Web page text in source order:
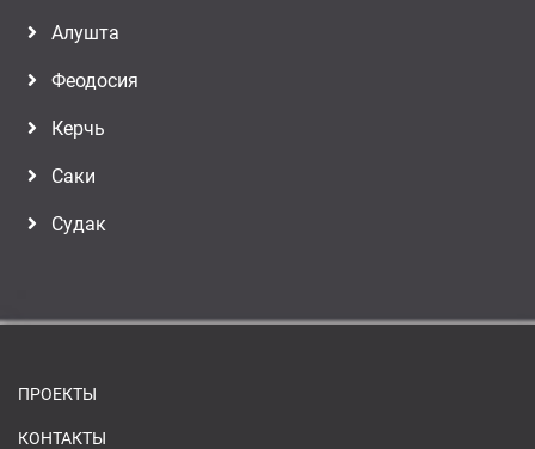
Алушта
Феодосия
Керчь
Саки
Судак
ПРОЕКТЫ
КОНТАКТЫ